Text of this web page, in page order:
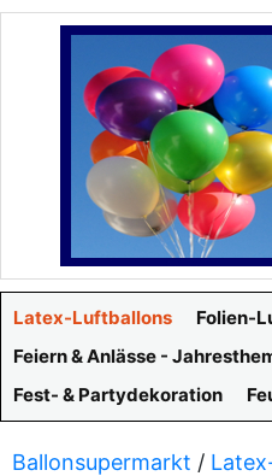
Latex-Luftballons Folien-
Feiern & Anlässe -
Fest- & Partydekoration
Ballonsupermarkt /